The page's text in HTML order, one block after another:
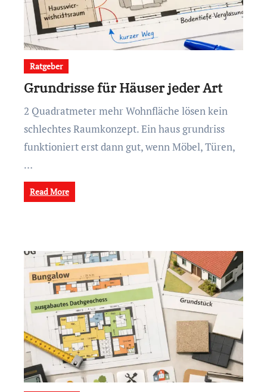
Ratgeber
Grundrisse für Häuser jeder Art
2 Quadratmeter mehr Wohnfläche lösen kein
schlechtes Raumkonzept. Ein haus grundriss
funktioniert erst dann gut, wenn Möbel, Türen,
…
Read More